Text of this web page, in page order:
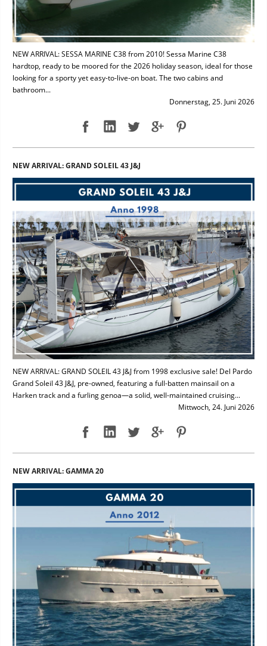
NEW ARRIVAL: SESSA MARINE C38 from 2010! Sessa Marine C38
hardtop, ready to be moored for the 2026 holiday season, ideal for those
looking for a sporty yet easy-to-live-on boat. The two cabins and
bathroom...
Donnerstag, 25. Juni 2026
NEW ARRIVAL: GRAND SOLEIL 43 J&J
NEW ARRIVAL: GRAND SOLEIL 43 J&J from 1998 exclusive sale! Del Pardo
Grand Soleil 43 J&J, pre-owned, featuring a full-batten mainsail on a
Harken track and a furling genoa—a solid, well-maintained cruising...
Mittwoch, 24. Juni 2026
NEW ARRIVAL: GAMMA 20